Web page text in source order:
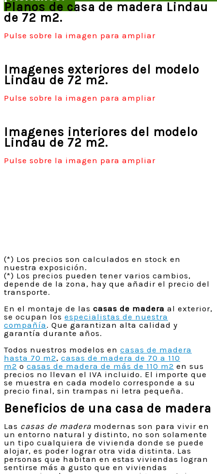
Planos de casa de madera Lindau
de 72 m2.
Pulse sobre la imagen para ampliar
Imagenes exteriores del modelo
Lindau de 72 m2.
Pulse sobre la imagen para ampliar
Imagenes interiores del modelo
Lindau de 72 m2.
Pulse sobre la imagen para ampliar
(*) Los precios son calculados en stock en
nuestra exposición.
(*) Los precios pueden tener varios cambios,
depende de la zona, hay que añadir el precio del
transporte.
En el montaje de las casas de madera al exterior,
se ocupan los especialistas de nuestra
compañía . Que garantizan alta calidad y
garantía durante años.
Todos nuestros modelos en casas de madera
hasta 70 m2, casas de madera de 70 a 110
m2 o casas de madera de más de 110 m2 en sus
precios no llevan el IVA incluido. El importe que
se muestra en cada modelo corresponde a su
precio final, sin trampas ni letra pequeña.
Beneficios de una casa de madera
Las casas de madera modernas son para vivir en
un entorno natural y distinto, no son solamente
un tipo cualquiera de vivienda donde se puede
alojar, es poder lograr otra vida distinta. Las
personas que habitan en estas viviendas logran
sentirse más a gusto que en viviendas